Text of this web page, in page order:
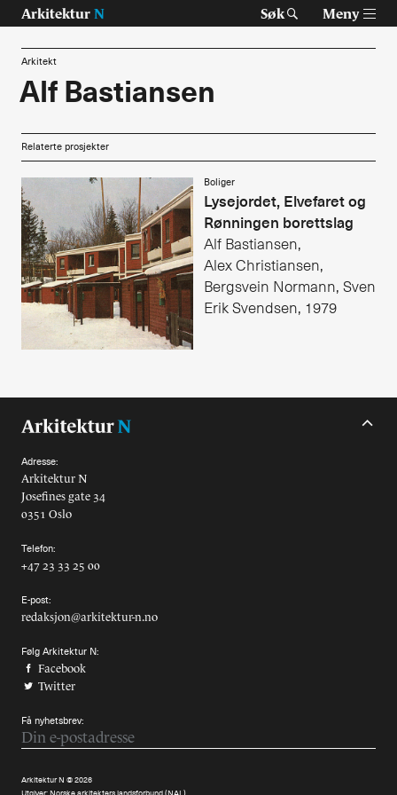
Arkitektur N Søk Meny
Temaer
Prosjekter
Artikler
Om Arkitektur N
Siste utgave
Alle utgaver
Abonnere
Made in Norway
Bokomtaler
Arkitekter
Arkitekt
Alf Bastiansen
Relaterte prosjekter
Boliger
Lysejordet, Elvefaret og
Rønningen borettslag
Alf Bastiansen,
Alex Christiansen,
Bergsvein Normann, Sven
Erik Svendsen, 1979
Adresse:
Arkitektur N
Josefines gate 34
0351 Oslo
Telefon:
+47 23 33 25 00
E-post:
redaksjon@arkitektur-n.no
Følg Arkitektur N:
Facebook
Twitter
Få nyhetsbrev:
Arkitektur N © 2026